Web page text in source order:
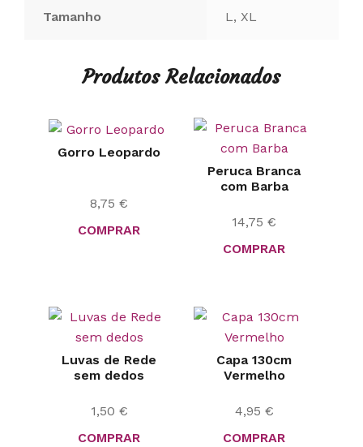
Tamanho L, XL
Produtos Relacionados
Gorro Leopardo
8,75 €
COMPRAR
Peruca Branca
com Barba
14,75 €
COMPRAR
Luvas de Rede
sem dedos
1,50 €
COMPRAR
Capa 130cm
Vermelho
4,95 €
COMPRAR